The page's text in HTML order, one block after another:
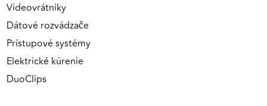
Videovrátniky
Dátové rozvádzače
Prístupové systémy
Elektrické kúrenie
DuoClips